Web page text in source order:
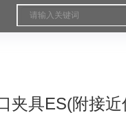
夹具ES(附接